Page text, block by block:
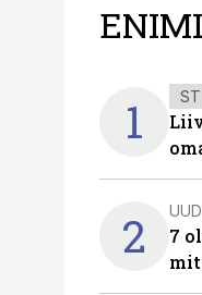
1 ST
2
7